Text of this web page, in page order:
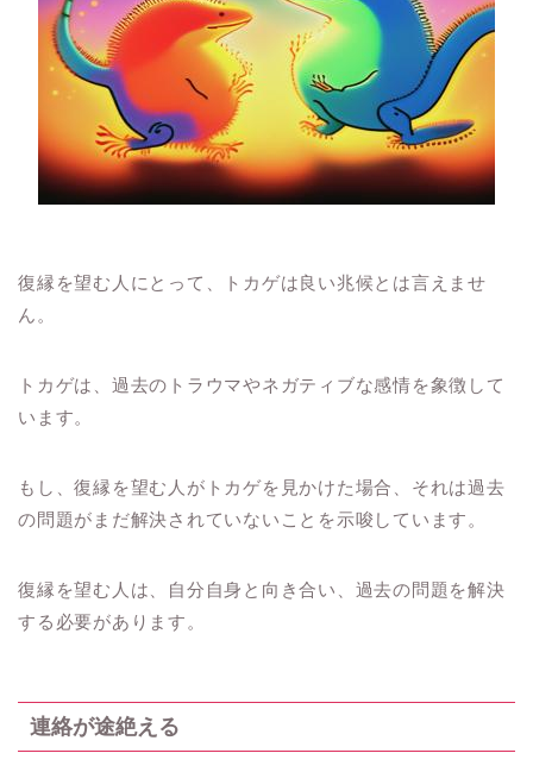
復縁を望む人にとって、トカゲは良い兆候とは言えませ
ん。
トカゲは、過去のトラウマやネガティブな感情を象徴して
います。
もし、復縁を望む人がトカゲを見かけた場合、それは過去
の問題がまだ解決されていないことを示唆しています。
復縁を望む人は、自分自身と向き合い、過去の問題を解決
する必要があります。
連絡が途絶える